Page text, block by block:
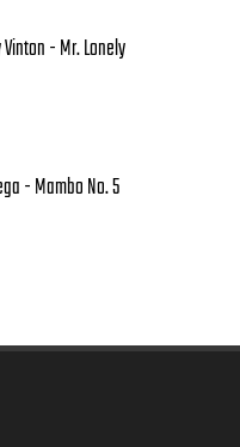
- Mr. Lonely
- Mambo No. 5